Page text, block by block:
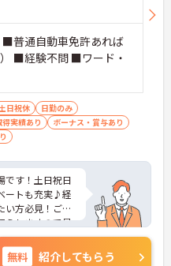
普通自動車免許あれば
■経験不問 ■ワード・
日祝休
日勤のみ
実績あり
ボーナス・賞与あり
です！土日祝日
ートも充実♪経
い方必見！ご興
えしますので是
無料 紹介してもらう